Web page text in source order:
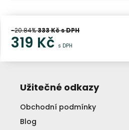
-20.84%333Kč s DPH
319 Kč s DPH
Užitečné odkazy
Obchodní podmínky
Blog